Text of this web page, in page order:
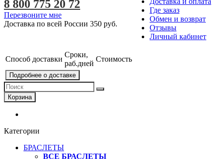
Где заказ
Обмен и возврат
Отзывы
Личный кабинет
8 800 775 20 72
Перезвоните мне
Доставка по всей России 350 руб.
Способ доставки
Сроки,
раб.дней
Стоимость
Подробнее о доставке
Корзина
Категории
БРАСЛЕТЫ
ВСЕ БРАСЛЕТЫ